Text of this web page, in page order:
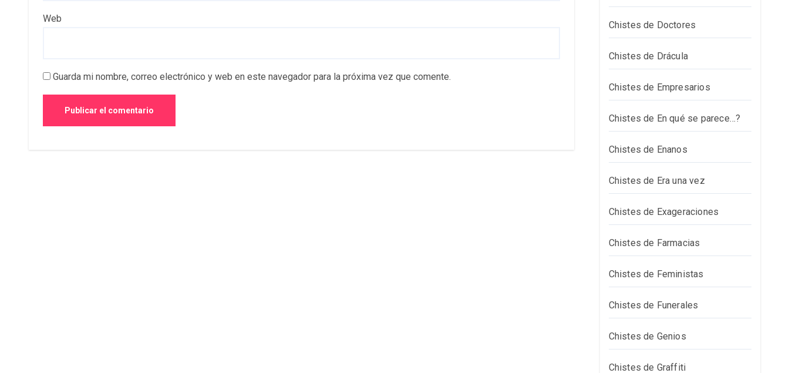
Web
Guarda mi nombre, correo electrónico y web en este navegador para la próxima vez que comente.
Chistes de Doctores
Chistes de Drácula
Chistes de Empresarios
Chistes de En qué se parece…?
Chistes de Enanos
Chistes de Era una vez
Chistes de Exageraciones
Chistes de Farmacias
Chistes de Feministas
Chistes de Funerales
Chistes de Genios
Chistes de Graffiti